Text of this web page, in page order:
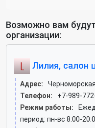
Возможно вам
организации:
Лилия, салон
Адрес:
Телефон:
+7-989-
Режим работы:
период: пн-вс 8:00-